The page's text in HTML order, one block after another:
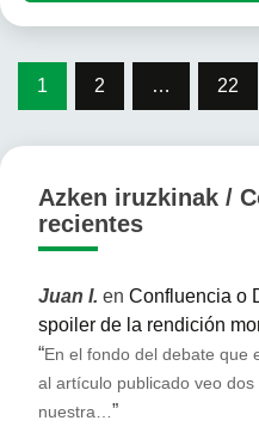
Paginación
1 2 … 22
Azken iruzkinak /
recientes
Juan I. en Confluencia o
spoiler de la rendición
“En el fondo del debate que
al artículo publicado veo
nuestra… ”